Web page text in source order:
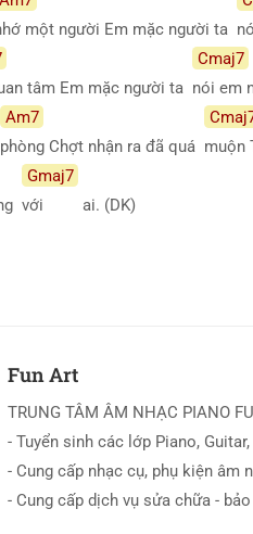
một người Em mặc người ta
tâm Em mặc người ta
Cmaj7
nói em
Am7
phòng Chợt nhận ra đã quá muộn
Gmaj7
với
ai. (DK)
Fun Art
TRUNG TÂM ÂM NHẠC PIANO
- Tuyển sinh các lớp Piano,
- Cung cấp nhạc cụ, phụ kiện âm
- Cung cấp dịch vụ sửa chữa -